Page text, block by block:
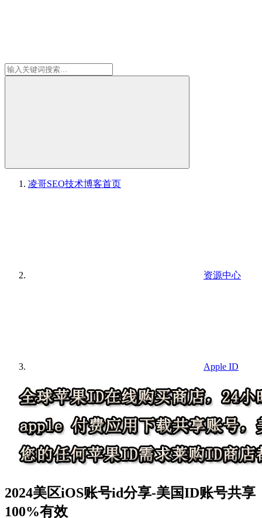
凌哥SEO技术博客首页
资源中心
Apple ID
2024美区iOS账号id分享-美国ID账号共享
100%有效